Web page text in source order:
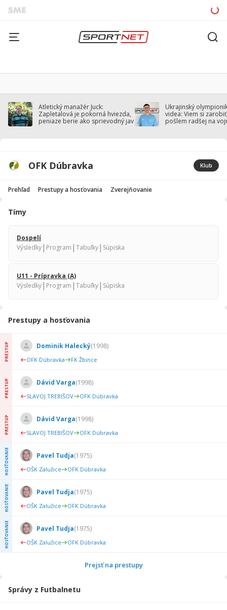
Atletický manažér Juck:
Zapletalová je pokorná hviezda,
peniaze berie ako sprievodný jav
Ukrajinský
videa: Viem si
pošlem radšej na
OFK Dúbravka Klub
Prehľad Prestupy a hosťovania Zverejňovanie
Tímy
Dospelí
Výsledky| Program | Tabuľky| Súpiska
U11 - Prípravka (A)
Výsledky| Program | Tabuľky| Súpiska
Prestupy a hosťovania
PRESTUP Dominik Halecký(1998)
OFK Dúbravka FK Žbince
PRESTUP Dávid Varga(1998)
SLAVOJ TREBIŠOV OFK Dúbravka
PRESTUP Dávid Varga(1998)
SLAVOJ TREBIŠOV OFK Dúbravka
HOSŤOVANIE Pavel Tudja(1975)
OŠK Zalužice OFK Dúbravka
HOSŤOVANIE Pavel Tudja(1975)
OŠK Zalužice OFK Dúbravka
HOSŤOVANIE Pavel Tudja(1975)
OŠK Zalužice OFK Dúbravka
Prejsť na prestupy
Správy z Futbalnetu